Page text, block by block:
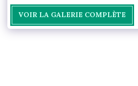
VOIR LA GALERIE COMPLÈTE